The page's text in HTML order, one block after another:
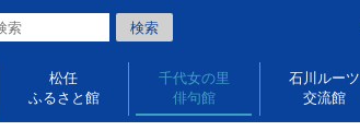
松任
ふるさと館
千代女の里
俳句館
石川ルーツ
交流館